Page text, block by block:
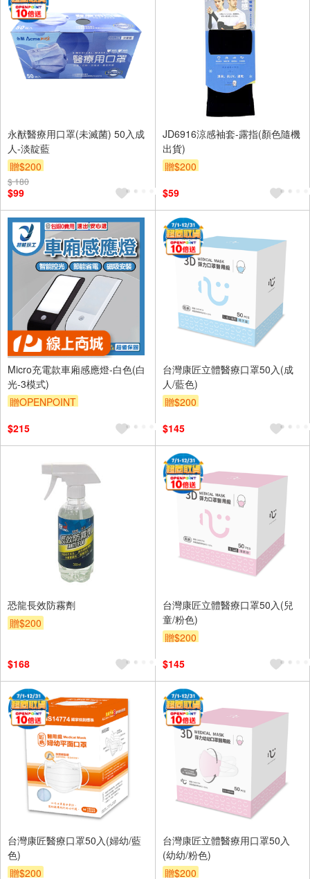
永猷醫療用口罩(未滅菌) 50入成
人-淡靛藍
贈$200
$ 180
$99
JD6916涼感袖套-露指(顏色隨機
出貨)
贈$200
$59
Micro充電款車廂感應燈-白色(白
光-3模式)
贈OPENPOINT
$215
台灣康匠立體醫療口罩50入(成
人/藍色)
贈$200
$145
恐龍長效防霧劑
贈$200
$168
台灣康匠立體醫療口罩50入(兒
童/粉色)
贈$200
$145
台灣康匠醫療口罩50入(婦幼/藍
色)
贈$200
台灣康匠立體醫療用口罩50入
(幼幼/粉色)
贈$200